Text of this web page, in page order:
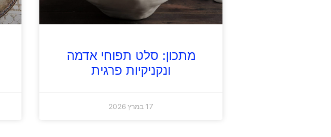
מתכון: סלט תפוחי אדמה
ונקניקיות פרגית
17 במרץ 2026